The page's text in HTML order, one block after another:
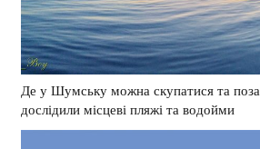
Де у Шумську можна скупатися та
дослідили місцеві пляжі та водойми